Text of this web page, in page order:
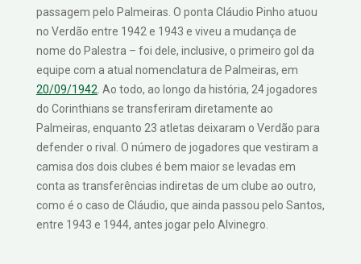
passagem pelo Palmeiras. O ponta Cláudio Pinho atuou
no Verdão entre 1942 e 1943 e viveu a mudança de
nome do Palestra – foi dele, inclusive, o primeiro gol da
equipe com a atual nomenclatura de Palmeiras, em
20/09/1942 . Ao todo, ao longo da história, 24 jogadores
do Corinthians se transferiram diretamente ao
Palmeiras, enquanto 23 atletas deixaram o Verdão para
defender o rival. O número de jogadores que vestiram a
camisa dos dois clubes é bem maior se levadas em
conta as transferências indiretas de um clube ao outro,
como é o caso de Cláudio, que ainda passou pelo Santos,
entre 1943 e 1944, antes jogar pelo Alvinegro.